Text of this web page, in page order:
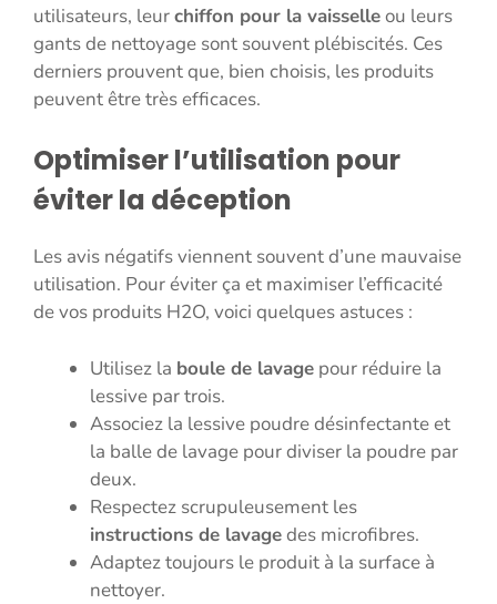
utilisateurs, leurchiffon pour la vaisselleou leurs
gants de nettoyage sont souvent plébiscités. Ces
derniers prouvent que, bien choisis, les produits
peuvent être très efficaces.
Optimiser l’utilisation pour
éviter la déception
Les avis négatifs viennent souvent d’une mauvaise
utilisation. Pour éviter ça et maximiser l’efficacité
de vos produits H2O, voici quelques astuces :
Utilisez la boule de lavage pour réduire la
lessive par trois.
Associez la lessive poudre désinfectante et
la balle de lavage pour diviser la poudre par
deux.
Respectez scrupuleusement les
instructions de lavagedes microfibres.
Adaptez toujours le produit à la surface à
nettoyer.